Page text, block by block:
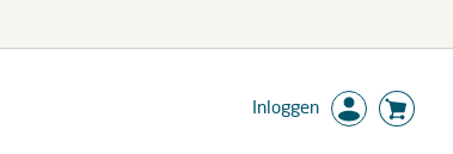
Inloggen